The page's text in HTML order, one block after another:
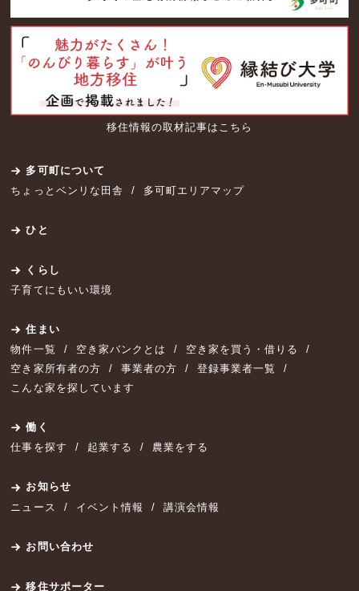
移住情報の取材記事はこちら
多可町について
ちょっとベンリな田舎
多可町エリアマップ
ひと
くらし
子育てにもいい環境
住まい
物件一覧
空き家バンクとは
空き家を買う・借りる
空き家所有者の方
事業者の方
登録事業者一覧
こんな家を探しています
働く
仕事を探す
起業する 農業をする
お知らせ
ニュース
イベント情報 講演会情報
お問い合わせ
移住サポーター